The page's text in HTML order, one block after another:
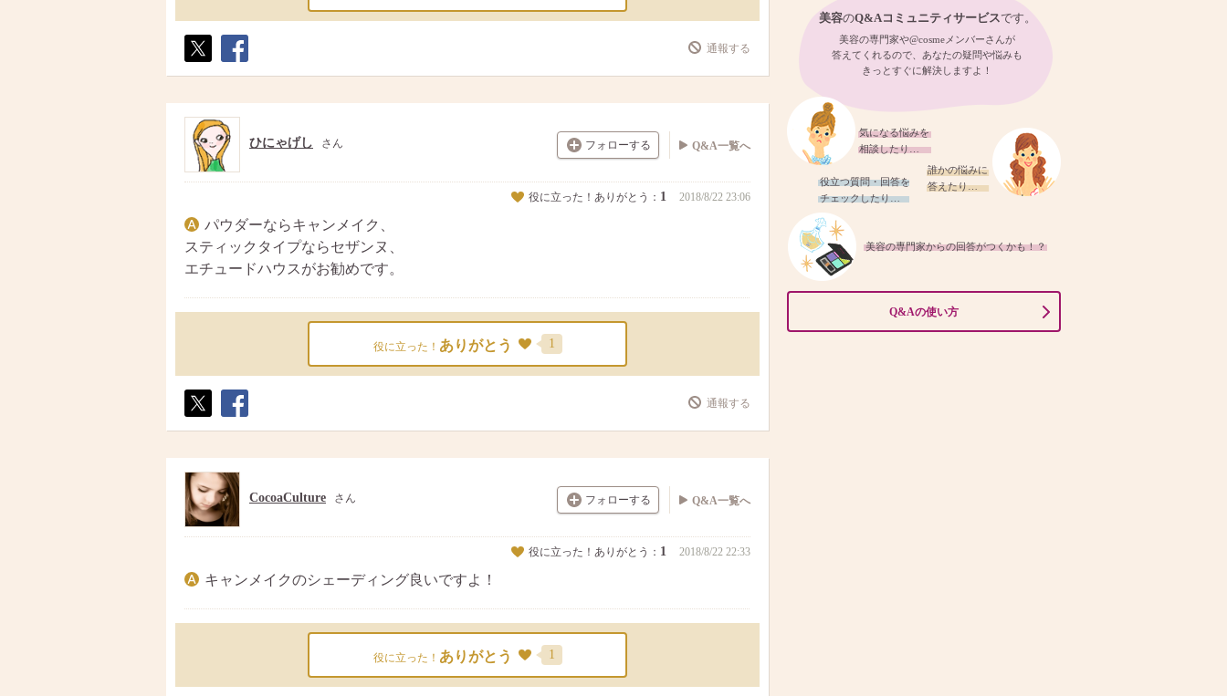
ト
ア
通報する
フォローする
ひにゃげし さん Q&A一覧へ
役に立った！ありがとう： 1 2018/8/22 23:06
パウダーならキャンメイク、
スティックタイプならセザンヌ、
エチュードハウスがお勧めです。
役に立った！ ありがとう 1
ト
ア
通報する
フォローする
CocoaCulture さん Q&A一覧へ
役に立った！ありがとう： 1 2018/8/22 22:33
キャンメイクのシェーディング良いですよ！
役に立った！ ありがとう 1
美容のQ&Aコミュニティサービスです。
美容の専門家や@cosmeメンバーさんが
答えてくれるので、あなたの疑問や悩みも
きっとすぐに解決しますよ！
気になる悩みを
相談したり…
誰かの悩みに
答えたり…
役立つ質問・回答を
チェックしたり…
美容の専門家からの回答がつくかも！？
Q&Aの使い方